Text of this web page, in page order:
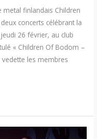
finlandais Children
concerts célébrant la
26 février, au club
« Children Of Bodom –
les membres